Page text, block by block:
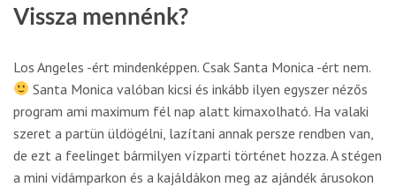
Vissza mennénk?
Los Angeles -ért mindenképpen. Csak Santa Monica -ért nem.
Santa Monica valóban kicsi és inkább ilyen egyszer nézős
program ami maximum fél nap alatt kimaxolható. Ha valaki
szeret a partün üldögélni, lazítani annak persze rendben van,
de ezt a feelinget bármilyen vízparti történet hozza. A stégen
a mini vidámparkon és a kajáldákon meg az ajándék árusokon